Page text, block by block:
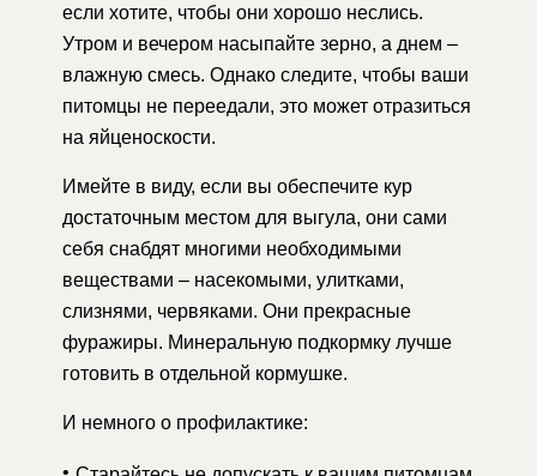
если хотите, чтобы они хорошо неслись.
Утром и вечером насыпайте зерно, а днем –
влажную смесь. Однако следите, чтобы ваши
питомцы не переедали, это может отразиться
на яйценоскости.
Имейте в виду, если вы обеспечите кур
достаточным местом для выгула, они сами
себя снабдят многими необходимыми
веществами – насекомыми, улитками,
слизнями, червяками. Они прекрасные
фуражиры. Минеральную подкормку лучше
готовить в отдельной кормушке.
И немного о профилактике: